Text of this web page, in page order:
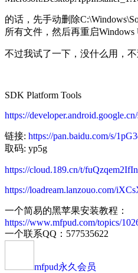
的话，先手动删除
所有文件，然后再重启Windows
不过我试了一下，没什么用，不
SDK Platform Tools
https://
链接: https://pan.baidu.com/s/
取码: yp5g
https://cloud.189.cn/t/fuQzqem2IfIn
https://loadream.lanzouo.com/
一个简易的黑苹果安装教程：
https://www.mfpud.com/topics/
一个联系QQ：577535622
mfpud永久会员